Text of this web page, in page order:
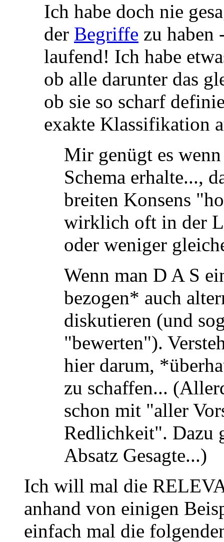
Ich habe doch nie
der Begriffe zu haben
laufend! Ich habe
ob alle darunter das
ob sie so scharf
exakte Klassifikation
Mir genügt es
Schema erhalte...,
breiten Konsens
wirklich oft in der
oder weniger
Wenn man D A S
bezogen* auch
diskutieren (und
"bewerten").
hier darum,
zu schaffen...
schon mit "aller
Redlichkeit". Dazu
Absatz Gesagte...)
Ich will mal die
anhand von einigen
einfach mal die